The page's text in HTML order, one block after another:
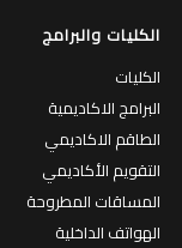
الكليات والبرامج
الكليات
البرامج الاكاديمية
الطاقم الاكاديمي
التقويم الأكاديمي
المساقات المطروحة
الهواتف الداخلية